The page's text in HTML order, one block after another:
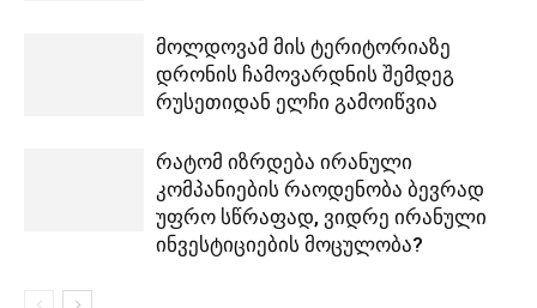
მოლდოვამ მის ტერიტორიაზე
დრონის ჩამოვარდნის შემდეგ
რუსეთიდან ელჩი გამოიწვია
რატომ იზრდება ირანული
კომპანიების რაოდენობა ბევრად
უფრო სწრაფად, ვიდრე ირანული
ინვესტიციების მოცულობა?